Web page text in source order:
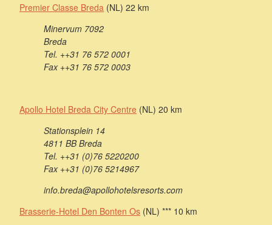
Premier Classe Breda (NL) 22 km
Minervum 7092
Breda
Tel. ++31 76 572 0001
Fax ++31 76 572 0003
Apollo Hotel Breda City Centre (NL) 20 km
Stationsplein 14
4811 BB Breda
Tel. ++31 (0)76 5220200
Fax ++31 (0)76 5214967
info.breda@apollohotelsresorts.com
Brasserie-Hotel Den Bonten Os (NL) *** 10 km